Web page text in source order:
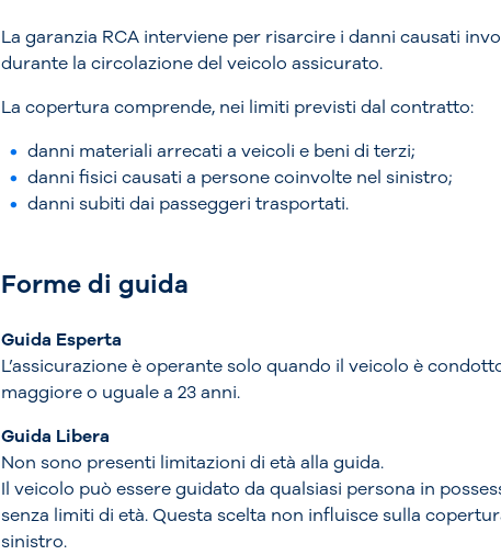
La garanzia RCA interviene per risarcire i danni causati
durante la circolazione del veicolo assicurato.
La copertura comprende, nei limiti previsti dal contratto:
danni materiali arrecati a veicoli e beni di terzi;
danni fisici causati a persone coinvolte nel sinistro;
danni subiti dai passeggeri trasportati.
Forme di guida
Guida Esperta
L’assicurazione è operante solo quando il veicolo è
maggiore o uguale a 23 anni.
Guida Libera
Non sono presenti limitazioni di età alla guida.
Il veicolo può essere guidato da qualsiasi persona in
senza limiti di età. Questa scelta non influisce sulla
sinistro.